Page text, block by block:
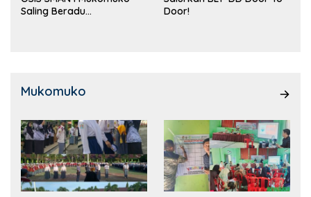
Saling Beradu
Door!
Mukomuko